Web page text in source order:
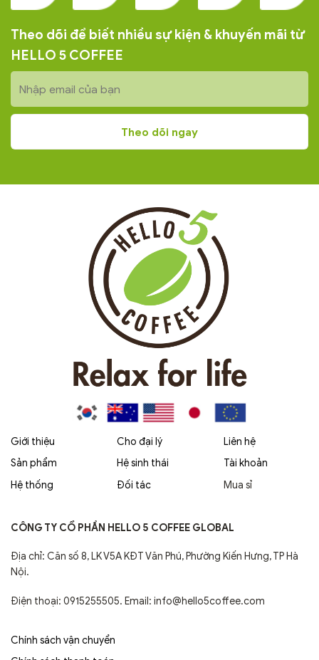
Theo dõi để biết nhiều sự kiện & khuyến mãi từ
HELLO 5 COFFEE
Giới thiệu
Sản phẩm
Hệ thống
Cho đại lý
Hệ sinh thái
Đối tác
Liên hệ
Tài khoản
Mua sỉ
CÔNG TY CỔ PHẦN HELLO 5 COFFEE GLOBAL
Địa chỉ: Căn số 8, LK V5A KĐT Văn Phú, Phường Kiến Hưng, TP Hà
Nội.
Điện thoại: 0915255505. Email: info@hello5coffee.com
Chính sách vận chuyển